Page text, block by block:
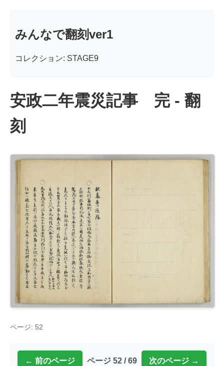
みんなで翻刻ver1
コレクション: STAGE9
安政二年震災記事 完 - 翻
刻
ページ: 52
← 前のページ ページ 52 / 69 次のページ →